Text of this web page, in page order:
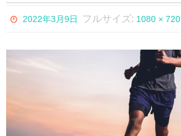
2022年3月9日 フルサイズ: 1080 × 720